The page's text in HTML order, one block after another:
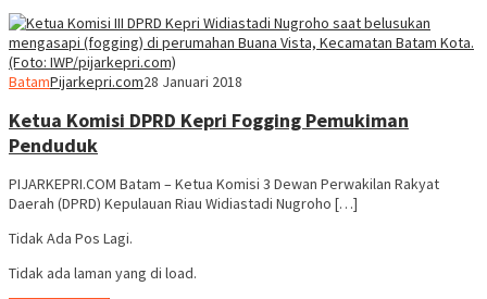
BatamPijarkepri.com28 Januari 2018
Ketua Komisi DPRD Kepri Fogging Pemukiman
Penduduk
PIJARKEPRI.COM Batam – Ketua Komisi 3 Dewan Perwakilan Rakyat
Daerah (DPRD) Kepulauan Riau Widiastadi Nugroho […]
Tidak Ada Pos Lagi.
Tidak ada laman yang di load.